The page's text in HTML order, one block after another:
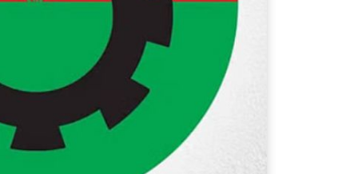
জিপিএস ব্যবহার ছাড়াই মার্কিন
ঘাঁটিতে নিখুঁত হামলা চালান ইরানি
পাইলটরা